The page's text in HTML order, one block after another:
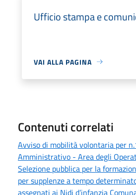
Ufficio stampa e
VAI ALLA PAGINA
Contenuti correlati
Avviso di mobilità volontaria per
Amministrativo - Area degli
Selezione pubblica per la
per supplenze a tempo
assegnati ai Nidi d’infanzia